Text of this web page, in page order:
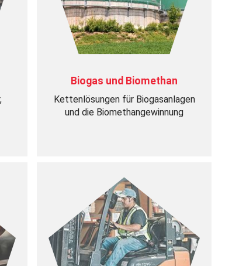
Biogas und Biomethan
Kettenlösungen für Biogasanlagen
und die Biomethangewinnung